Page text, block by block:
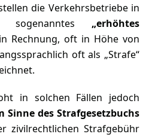
die Verkehrsbetriebe in
sogenanntes „erhöhtes
in Rechnung, oft in Höhe von
oft als „Strafe“
in solchen Fällen jedoch
Sinne des Strafgesetzbuchs
zivilrechtlichen Strafgebühr